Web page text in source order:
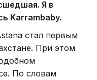
Я в
Karrambaby.
стал первым
При этом
По словам